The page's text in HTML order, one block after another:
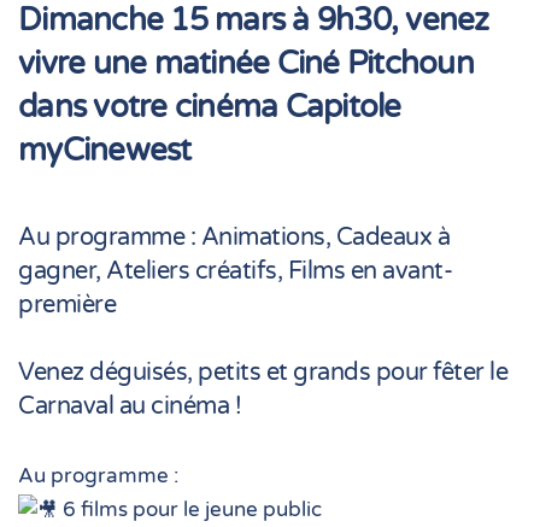
Dimanche 15 mars à 9h30, venez
vivre une matinée Ciné Pitchoun
dans votre cinéma Capitole
myCinewest
Au programme : Animations, Cadeaux à
gagner, Ateliers créatifs, Films en avant-
première
Venez déguisés, petits et grands pour fêter le
Carnaval au cinéma !
Au programme :
6 films pour le jeune public